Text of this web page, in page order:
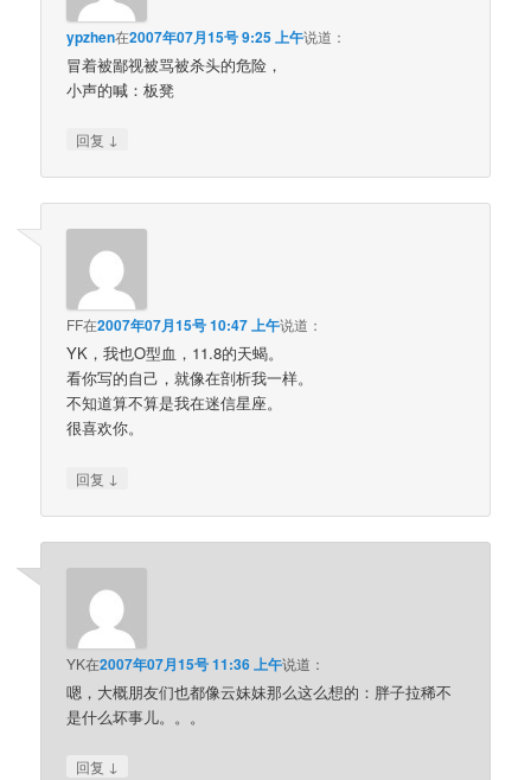
ypzhen在2007年07月15号 9:25 上午说道：
冒着被鄙视被骂被杀头的危险，
小声的喊：板凳
回复 ↓
FF在2007年07月15号 10:47 上午说道：
YK，我也O型血，11.8的天蝎。
看你写的自己，就像在剖析我一样。
不知道算不算是我在迷信星座。
很喜欢你。
回复 ↓
YK在2007年07月15号 11:36 上午说道：
嗯，大概朋友们也都像云妹妹那么这么想的：胖子拉稀不
是什么坏事儿。。。
回复 ↓